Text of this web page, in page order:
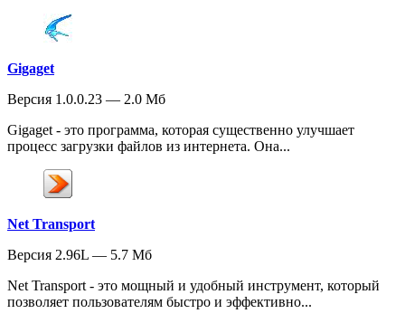
Gigaget
Версия 1.0.0.23 — 2.0 Мб
Gigaget - это программа, которая существенно улучшает
процесс загрузки файлов из интернета. Она...
Net Transport
Версия 2.96L — 5.7 Мб
Net Transport - это мощный и удобный инструмент, который
позволяет пользователям быстро и эффективно...